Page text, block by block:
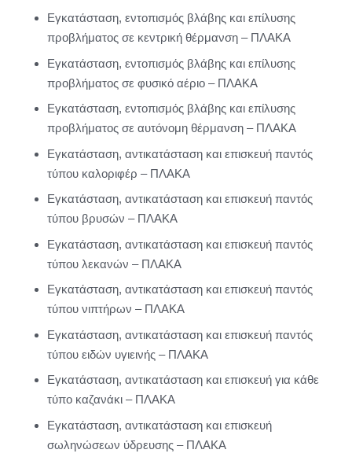
Εγκατάσταση, εντοπισμός βλάβης και επίλυσης
προβλήματος σε κεντρική θέρμανση – ΠΛΑΚΑ
Εγκατάσταση, εντοπισμός βλάβης και επίλυσης
προβλήματος σε φυσικό αέριο – ΠΛΑΚΑ
Εγκατάσταση, εντοπισμός βλάβης και επίλυσης
προβλήματος σε αυτόνομη θέρμανση – ΠΛΑΚΑ
Εγκατάσταση, αντικατάσταση και επισκευή παντός
τύπου καλοριφέρ – ΠΛΑΚΑ
Εγκατάσταση, αντικατάσταση και επισκευή παντός
τύπου βρυσών – ΠΛΑΚΑ
Εγκατάσταση, αντικατάσταση και επισκευή παντός
τύπου λεκανών – ΠΛΑΚΑ
Εγκατάσταση, αντικατάσταση και επισκευή παντός
τύπου νιπτήρων – ΠΛΑΚΑ
Εγκατάσταση, αντικατάσταση και επισκευή παντός
τύπου ειδών υγιεινής – ΠΛΑΚΑ
Εγκατάσταση, αντικατάσταση και επισκευή για κάθε
τύπο καζανάκι – ΠΛΑΚΑ
Εγκατάσταση, αντικατάσταση και επισκευή
σωληνώσεων ύδρευσης – ΠΛΑΚΑ